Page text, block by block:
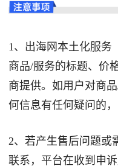
1、出海网本土化服务
商品/服务的标题、价
商提供。如用户对商
何信息有任何疑问的
2、若产生售后问题或
联系，平台在收到申